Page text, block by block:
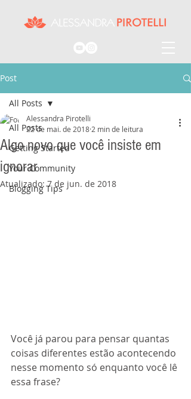
Post
All Posts
Getting Started
Your Community
Blogging Tips
All Posts
Algo novo que você insiste em
ignorar
Alessandra Pirotelli
22 de mai. de 2018 2 min de leitura
Atualizado:7 de jun. de 2018
Você já parou para pensar quantas
coisas diferentes estão acontecendo
nesse momento só enquanto você lê
essa frase?